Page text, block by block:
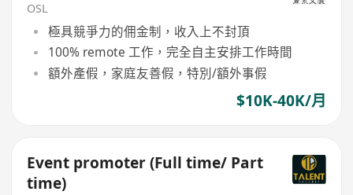
OSL
極具競爭力的佣金制，收入上不封頂
100% remote 工作，完全自主安排工作時間
額外產假，家庭友善假，特別/額外事假
$10K-40K/月
Event promoter (Full time/ Part
time)